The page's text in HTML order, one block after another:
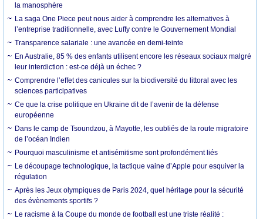
la manosphère
La saga One Piece peut nous aider à comprendre les alternatives à
l’entreprise traditionnelle, avec Luffy contre le Gouvernement Mondial
Transparence salariale : une avancée en demi-teinte
En Australie, 85 % des enfants utilisent encore les réseaux sociaux malgré
leur interdiction : est-ce déjà un échec ?
Comprendre l’effet des canicules sur la biodiversité du littoral avec les
sciences participatives
Ce que la crise politique en Ukraine dit de l’avenir de la défense
européenne
Dans le camp de Tsoundzou, à Mayotte, les oubliés de la route migratoire
de l’océan Indien
Pourquoi masculinisme et antisémitisme sont profondément liés
Le découpage technologique, la tactique vaine d’Apple pour esquiver la
régulation
Après les Jeux olympiques de Paris 2024, quel héritage pour la sécurité
des évènements sportifs ?
Le racisme à la Coupe du monde de football est une triste réalité :